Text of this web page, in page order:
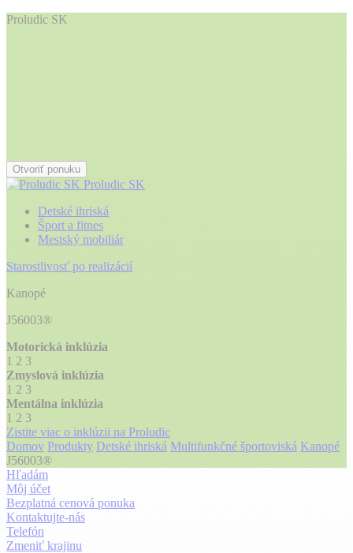
Proludic SK
Otvoriť ponuku
Proludic SK
Detské ihriská
Šport a fitnes
Mestský mobiliár
Starostlivosť po realizácií
Kanopé
J56003®
Motorická inklúzia
1 2 3
Zmyslová inklúzia
1 2 3
Mentálna inklúzia
1 2 3
Zistite viac o inklúzii na Proludic
Domov Produkty Detské ihriská Multifunkčné športoviská Kanopé
J56003®
Hľadám
Môj účet
Bezplatná cenová ponuka
Kontaktujte-nás
Telefón
Zmeniť krajinu